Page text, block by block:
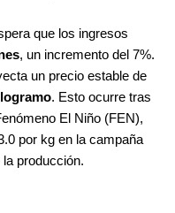
que los ingresos
, un incremento del 7%.
un precio estable de
. Esto ocurre tras
El Niño (FEN),
por kg en la campaña
producción.